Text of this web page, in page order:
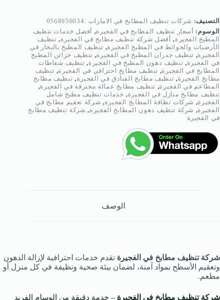
:
0568950034
التصنيف: شركات تنظيف المطابخ في الامارات :0568950034
الوسوم: أسعار تنظيف المطابخ في الفجيرة, أفضل خدمات تنظيف
المطبخ الفجيرة, أفضل شركة تنظيف مطابخ في الفجيرة, تنظيف
الأرضيات والحوائط في المطبخ الفجيرة, تنظيف المطبخ بالبخار في
الفجيرة, تنظيف جدران المطبخ في الفجيرة, تنظيف خزائن المطبخ
في الفجيرة, تنظيف دهون المطبخ في الفجيرة, تنظيف شفاطات
المطابخ في الفجيرة, تنظيف مطابخ احترافي في الفجيرة, تنظيف
مطابخ الفجيرة, تنظيف مطابخ الفنادق في الفجيرة, تنظيف مطابخ
المطاعم في الفجيرة, تنظيف مطابخ عمالة محترفة في الفجيرة,
تنظيف مطابخ منازل في الفجيرة, خدمات تنظيف مطبخ شامل
الفجيرة, شركات نظافة المطابخ الفجيرة, شركة تعقيم مطابخ في
الفجيرة, شركة تنظيف دهون المطابخ الفجيرة, شركة تنظيف مطابخ
في الفجيرة
الوصف
شركة تنظيف مطابخ في الفجيرة تقدم خدمات احترافية لإزالة الدهون
وتعقيم الأسطح بمواد آمنة، لضمان بيئة صحية ونظيفة في كل منزل أو
مطعم.
شركة تنظيف مطابخ في الفجيرة – خدمة دقيقة من الوسام الفريد